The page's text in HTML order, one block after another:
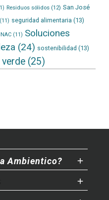
Residuos sólidos(12) San José
(11) seguridad alimentaria (13)
(11) Soluciones
(24) sostenibilidad (13)
(25)
Ambientico?